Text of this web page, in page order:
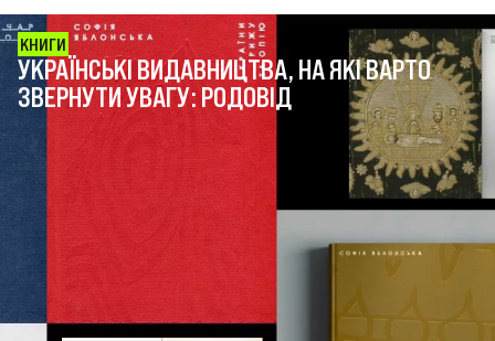
УКРАЇНСЬКІ ВИДАВНИЦТВА, НА ЯКІ ВАРТО
ЗВЕРНУТИ УВАГУ: РОДОВІД
КНИГИ